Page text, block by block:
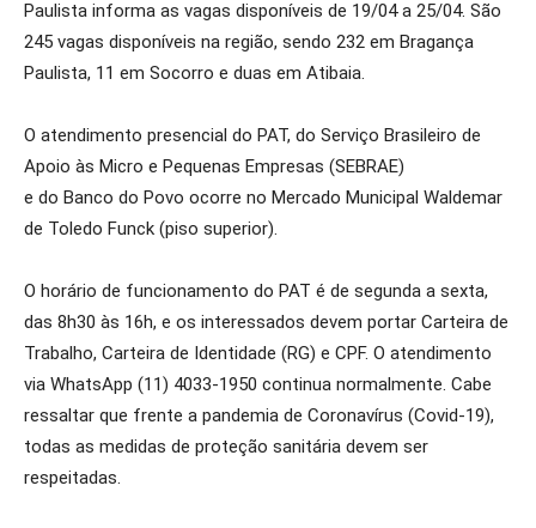
Paulista informa as vagas disponíveis de 19/04 a 25/04. São
245 vagas disponíveis na região, sendo 232 em Bragança
Paulista, 11 em Socorro e duas em Atibaia.
O atendimento presencial do PAT, do Serviço Brasileiro de
Apoio às Micro e Pequenas Empresas (SEBRAE)
e do Banco do Povo ocorre no Mercado Municipal Waldemar
de Toledo Funck (piso superior).
O horário de funcionamento do PAT é de segunda a sexta,
das 8h30 às 16h, e os interessados devem portar Carteira de
Trabalho, Carteira de Identidade (RG) e CPF. O atendimento
via WhatsApp (11) 4033-1950 continua normalmente. Cabe
ressaltar que frente a pandemia de Coronavírus (Covid-19),
todas as medidas de proteção sanitária devem ser
respeitadas.